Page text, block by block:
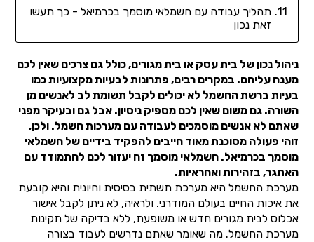
תהליך עבודה עם חשמלאי מוסמך בכרמיאל - כך תעשו
זאת נכון
ניהול נכון של בית עסק או בית מגורים, כולל גם צרכים שאין לכם
מענה עליהם. במקרים רבים, פתרונות לבעיות מקצועיות כמו
בעיות ברשת החשמל לא יכולים לקבל תשומת לב לאנשים מן
השורה. גם משום שאין לכם מספיק ניסיון. אבל גם ובעיקר מפני
שאתם לא אנשים מוסמכים לעבודה עם מערכות חשמל. ולכן,
זוהי פעולה מסוכנת מאוד חייבים להפקיד בידיים של חשמלאי
מוסמך בכרמיאל. חשמלאי מוסמך זה יעזור לכם להתמודד עם
האתגר, בזהירות ואחראיות.
מערכת החשמל היא מערכת תשתית בסיסית וחיונית והיא קובעת
את איכות החיים בעולם המודרני. ולראיה, לא ניתן לקבל אישור
אכלוס לבית מגורים חדש או משופעת, ללא בדיקה של תקינות
מערכת החשמל. מה שאומר שאתם נדרשים לעבוד בצורה